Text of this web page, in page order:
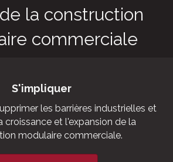
storage facilities,
grow houses,
outbuildings,
military and
la construction
commerciale